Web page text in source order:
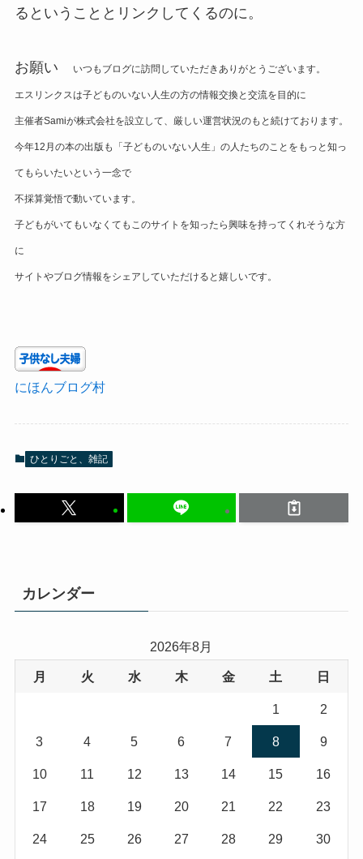
るということとリンクしてくるのに。
お願い いつもブログに訪問していただきありがとうございます。
エスリンクスは子どものいない人生の方の情報交換と交流を目的に
主催者Samiが株式会社を設立して、厳しい運営状況のもと続けております。
今年12月の本の出版も「子どものいない人生」の人たちのことをもっと知っ
てもらいたいという一念で
不採算覚悟で動いています。
子どもがいてもいなくてもこのサイトを知ったら興味を持ってくれそうな方
に
サイトやブログ情報をシェアしていただけると嬉しいです。
にほんブログ村
ひとりごと、雑記
カレンダー
2026年8月
月 火 水 木 金 土 日
1 2
3 4 5 6 7 8 9
10 11 12 13 14 15 16
17 18 19 20 21 22 23
24 25 26 27 28 29 30